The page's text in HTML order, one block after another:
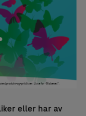
eller har av